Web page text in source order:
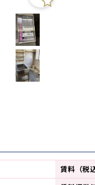
賃料（税